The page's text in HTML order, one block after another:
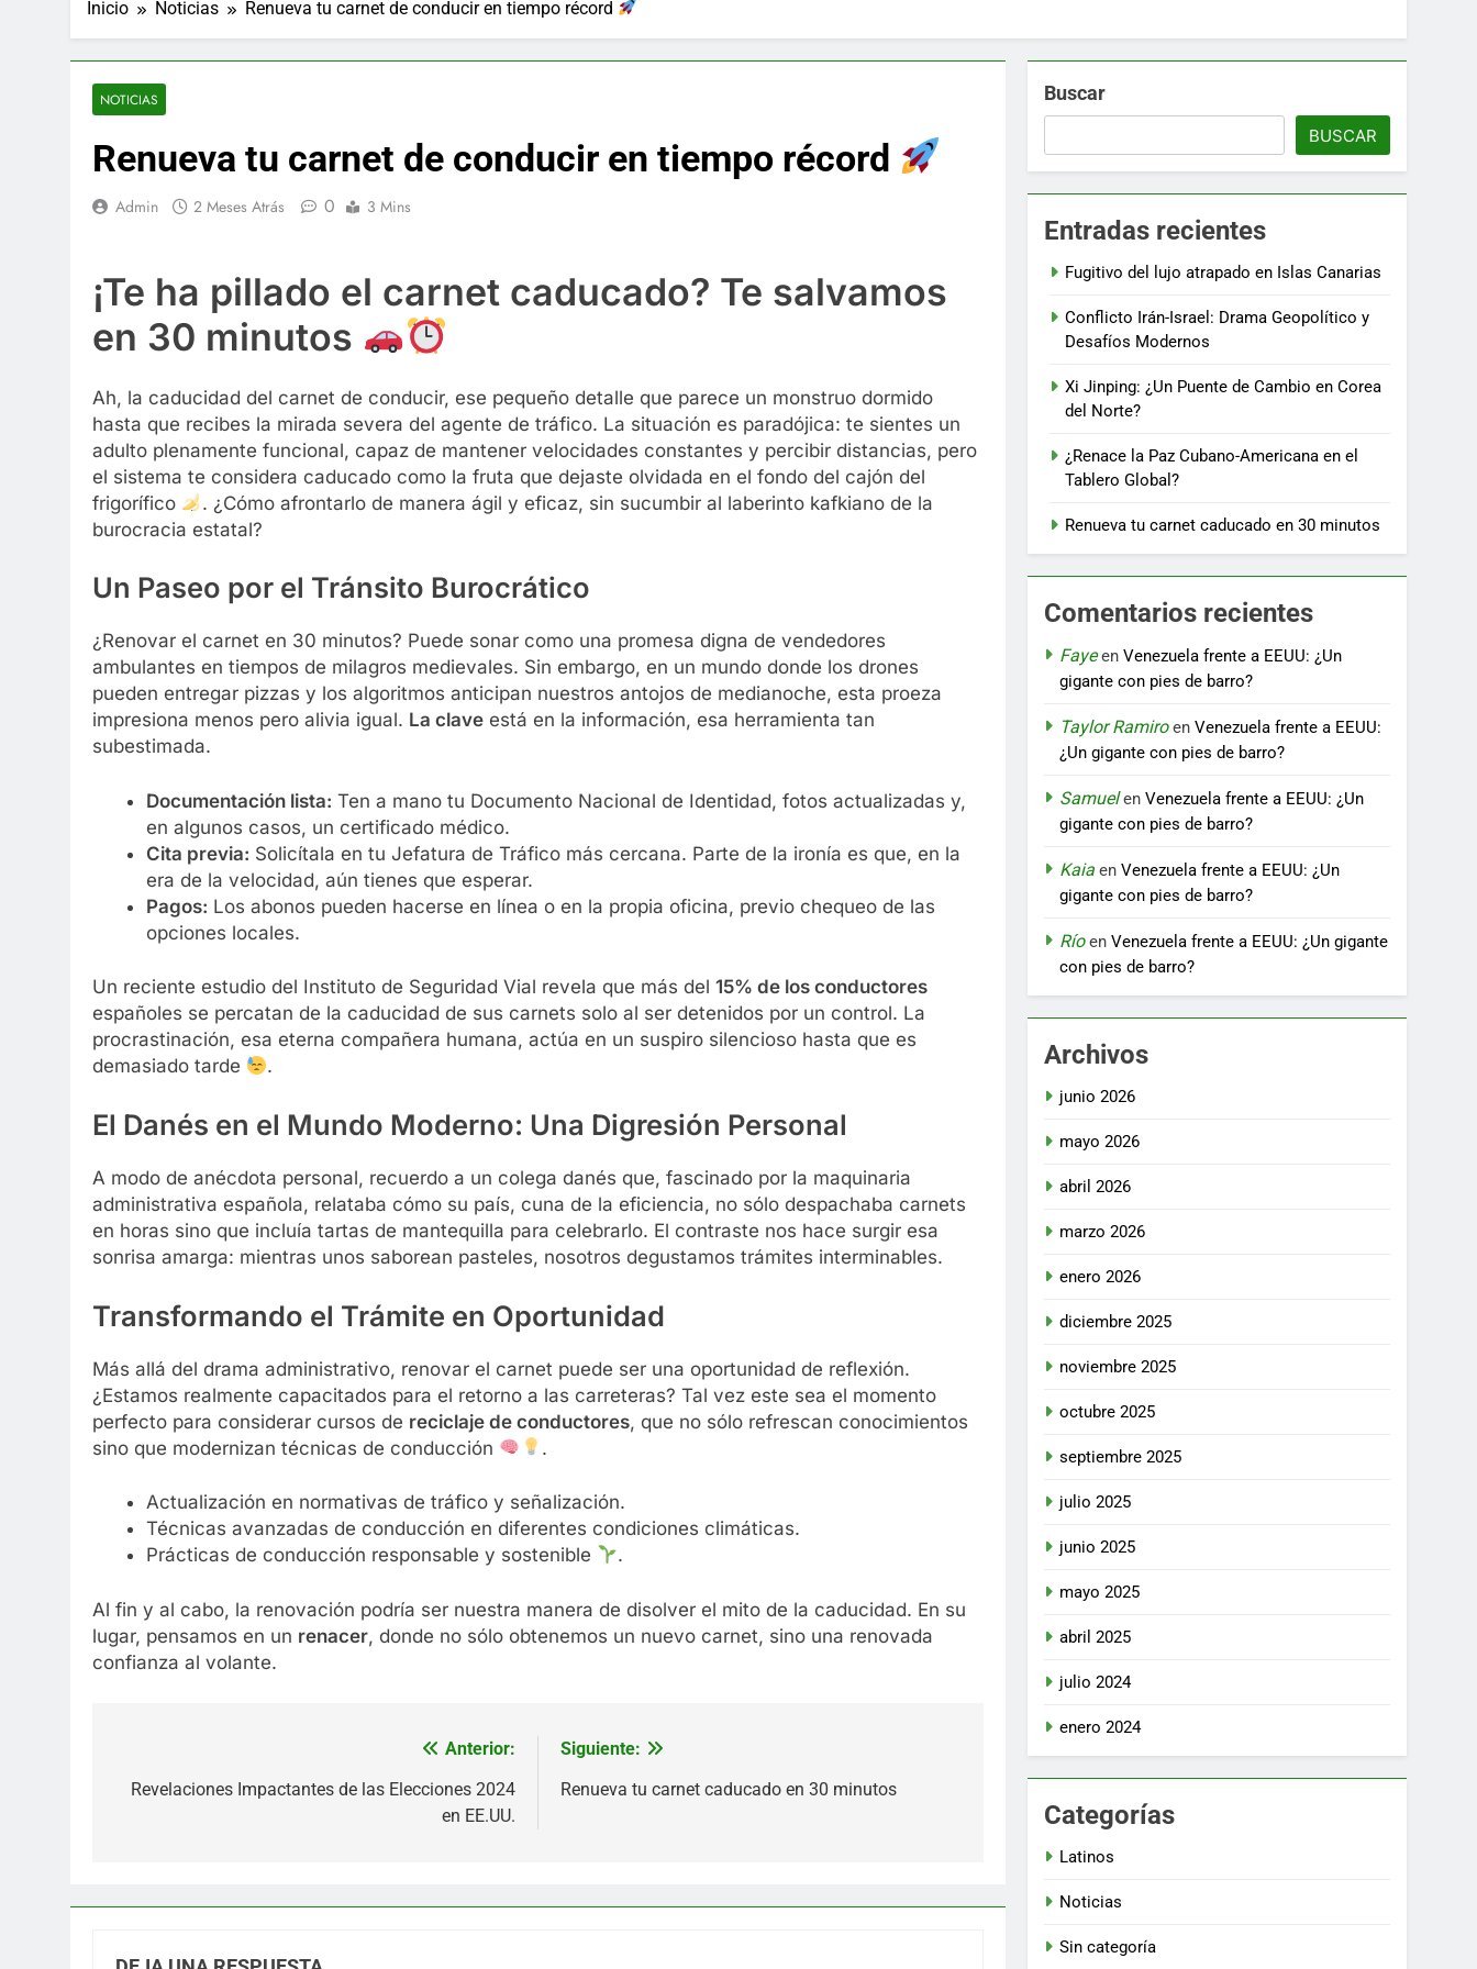
Inicio Noticias Renueva tu carnet de conducir en tiempo récord
NOTICIAS
Renueva tu carnet de conducir en tiempo récord
Admin 2 Meses Atrás 0 3 Mins
¡Te ha pillado el carnet caducado? Te salvamos
en 30 minutos
Ah, la caducidad del carnet de conducir, ese pequeño detalle que parece un monstruo dormido
hasta que recibes la mirada severa del agente de tráfico. La situación es paradójica: te sientes un
adulto plenamente funcional, capaz de mantener velocidades constantes y percibir distancias, pero
el sistema te considera caducado como la fruta que dejaste olvidada en el fondo del cajón del
frigorífico
. ¿Cómo afrontarlo de manera ágil y eficaz, sin sucumbir al laberinto kafkiano de la
burocracia estatal?
Un Paseo por el Tránsito Burocrático
¿Renovar el carnet en 30 minutos? Puede sonar como una promesa digna de vendedores
ambulantes en tiempos de milagros medievales. Sin embargo, en un mundo donde los drones
pueden entregar pizzas y los algoritmos anticipan nuestros antojos de medianoche, esta proeza
impresiona menos pero alivia igual. La clave está en la información, esa herramienta tan
subestimada.
Documentación lista: Ten a mano tu Documento Nacional de Identidad, fotos actualizadas y,
en algunos casos, un certificado médico.
Cita previa: Solicítala en tu Jefatura de Tráfico más cercana. Parte de la ironía es que, en la
era de la velocidad, aún tienes que esperar.
Pagos: Los abonos pueden hacerse en línea o en la propia oficina, previo chequeo de las
opciones locales.
Un reciente estudio del Instituto de Seguridad Vial revela que más del 15% de los conductores
españoles se percatan de la caducidad de sus carnets solo al ser detenidos por un control. La
procrastinación, esa eterna compañera humana, actúa en un suspiro silencioso hasta que es
demasiado tarde
.
El Danés en el Mundo Moderno: Una Digresión Personal
A modo de anécdota personal, recuerdo a un colega danés que, fascinado por la maquinaria
administrativa española, relataba cómo su país, cuna de la eficiencia, no sólo despachaba carnets
en horas sino que incluía tartas de mantequilla para celebrarlo. El contraste nos hace surgir esa
sonrisa amarga: mientras unos saborean pasteles, nosotros degustamos trámites interminables.
Transformando el Trámite en Oportunidad
Más allá del drama administrativo, renovar el carnet puede ser una oportunidad de reflexión.
¿Estamos realmente capacitados para el retorno a las carreteras? Tal vez este sea el momento
perfecto para considerar cursos de reciclaje de conductores, que no sólo refrescan conocimientos
sino que modernizan técnicas de conducción
.
Actualización en normativas de tráfico y señalización.
Técnicas avanzadas de conducción en diferentes condiciones climáticas.
Prácticas de conducción responsable y sostenible
.
Al fin y al cabo, la renovación podría ser nuestra manera de disolver el mito de la caducidad. En su
lugar, pensamos en un renacer, donde no sólo obtenemos un nuevo carnet, sino una renovada
confianza al volante.
de
Anterior:
Revelaciones Impactantes de las Elecciones 2024
en EE.UU.
Siguiente:
Renueva tu carnet caducado en 30 minutos
Buscar
BUSCAR
Entradas recientes
Fugitivo del lujo atrapado en Islas Canarias
Conflicto Irán-Israel: Drama Geopolítico y
Desafíos Modernos
Xi Jinping: ¿Un Puente de Cambio en Corea
del Norte?
¿Renace la Paz Cubano-Americana en el
Tablero Global?
Renueva tu carnet caducado en 30 minutos
Comentarios recientes
FayeenVenezuela frente a EEUU: ¿Un
gigante con pies de barro?
Taylor RamiroenVenezuela frente a EEUU:
¿Un gigante con pies de barro?
SamuelenVenezuela frente a EEUU: ¿Un
gigante con pies de barro?
KaiaenVenezuela frente a EEUU: ¿Un
gigante con pies de barro?
RíoenVenezuela frente a EEUU: ¿Un gigante
con pies de barro?
Archivos
junio 2026
mayo 2026
abril 2026
marzo 2026
enero 2026
diciembre 2025
noviembre 2025
octubre 2025
septiembre 2025
julio 2025
junio 2025
mayo 2025
abril 2025
julio 2024
enero 2024
Categorías
Latinos
Noticias
Sin categoría